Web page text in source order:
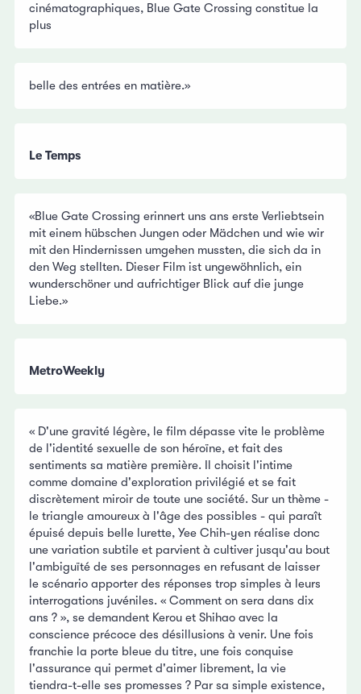
cinématographiques, Blue Gate Crossing constitue la
plus
belle des entrées en matière.»
Le Temps
«Blue Gate Crossing erinnert uns ans erste Verliebtsein
mit einem hübschen Jungen oder Mädchen und wie wir
mit den Hindernissen umgehen mussten, die sich da in
den Weg stellten. Dieser Film ist ungewöhnlich, ein
wunderschöner und aufrichtiger Blick auf die junge
Liebe.»
MetroWeekly
« D'une gravité légère, le film dépasse vite le problème
de l'identité sexuelle de son héroïne, et fait des
sentiments sa matière première. Il choisit l'intime
comme domaine d'exploration privilégié et se fait
discrètement miroir de toute une société. Sur un thème -
le triangle amoureux à l'âge des possibles - qui paraît
épuisé depuis belle lurette, Yee Chih-yen réalise donc
une variation subtile et parvient à cultiver jusqu'au bout
l'ambiguïté de ses personnages en refusant de laisser
le scénario apporter des réponses trop simples à leurs
interrogations juvéniles. « Comment on sera dans dix
ans ? », se demandent Kerou et Shihao avec la
conscience précoce des désillusions à venir. Une fois
franchie la porte bleue du titre, une fois conquise
l'assurance qui permet d'aimer librement, la vie
tiendra-t-elle ses promesses ? Par sa simple existence,